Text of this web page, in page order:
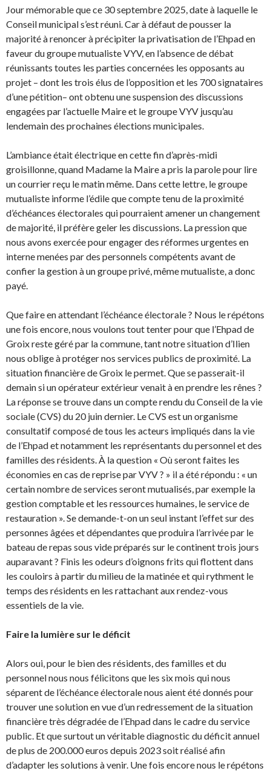
Jour mémorable que ce 30 septembre 2025, date à laquelle le
Conseil municipal s’est réuni. Car à défaut de pousser la
majorité à renoncer à précipiter la privatisation de l’Ehpad en
faveur du groupe mutualiste VYV, en l’absence de débat
réunissants toutes les parties concernées les opposants au
projet – dont les trois élus de l’opposition et les 700 signataires
d’une pétition– ont obtenu une suspension des discussions
engagées par l’actuelle Maire et le groupe VYV jusqu’au
lendemain des prochaines élections municipales.
L’ambiance était électrique en cette fin d’après-midi
groisillonne, quand Madame la Maire a pris la parole pour lire
un courrier reçu le matin même. Dans cette lettre, le groupe
mutualiste informe l’édile que compte tenu de la proximité
d’échéances électorales qui pourraient amener un changement
de majorité, il préfère geler les discussions. La pression que
nous avons exercée pour engager des réformes urgentes en
interne menées par des personnels compétents avant de
confier la gestion à un groupe privé, même mutualiste, a donc
payé.
Que faire en attendant l’échéance électorale ? Nous le répétons
une fois encore, nous voulons tout tenter pour que l’Ehpad de
Groix reste géré par la commune, tant notre situation d’Ilien
nous oblige à protéger nos services publics de proximité. La
situation financière de Groix le permet. Que se passerait-il
demain si un opérateur extérieur venait à en prendre les rênes ?
La réponse se trouve dans un compte rendu du Conseil de la vie
sociale (CVS) du 20 juin dernier. Le CVS est un organisme
consultatif composé de tous les acteurs impliqués dans la vie
de l’Ehpad et notamment les représentants du personnel et des
familles des résidents. À la question « Où seront faites les
économies en cas de reprise par VYV ? » il a été répondu : « un
certain nombre de services seront mutualisés, par exemple la
gestion comptable et les ressources humaines, le service de
restauration ». Se demande-t-on un seul instant l’effet sur des
personnes âgées et dépendantes que produira l’arrivée par le
bateau de repas sous vide préparés sur le continent trois jours
auparavant ? Finis les odeurs d’oignons frits qui flottent dans
les couloirs à partir du milieu de la matinée et qui rythment le
temps des résidents en les rattachant aux rendez-vous
essentiels de la vie.
Faire la lumière sur le déficit
Alors oui, pour le bien des résidents, des familles et du
personnel nous nous félicitons que les six mois qui nous
séparent de l’échéance électorale nous aient été donnés pour
trouver une solution en vue d’un redressement de la situation
financière très dégradée de l’Ehpad dans le cadre du service
public. Et que surtout un véritable diagnostic du déficit annuel
de plus de 200.000 euros depuis 2023 soit réalisé afin
d’adapter les solutions à venir. Une fois encore nous le répétons